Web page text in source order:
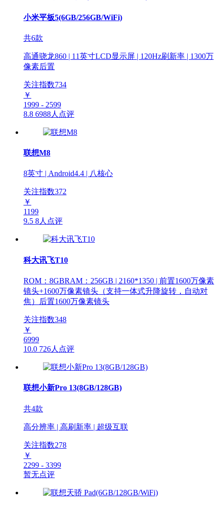
小米平板5(6GB/256GB/WiFi)
共6款
高通骁龙860 | 11英寸LCD显示屏 | 120Hz刷新率 | 1300万
像素后置
关注指数734
￥
1999 - 2599
8.8 6988人点评
联想M8
8英寸 | Android4.4 | 八核心
关注指数372
￥
1199
9.5 8人点评
科大讯飞T10
ROM：8GBRAM：256GB | 2160*1350 | 前置1600万像素
镜头+1600万像素镜头（支持一体式升降旋转，自动对
焦）后置1600万像素镜头
关注指数348
￥
6999
10.0 726人点评
联想小新Pro 13(8GB/128GB)
共4款
高分辨率 | 高刷新率 | 超级互联
关注指数278
￥
2299 - 3399
暂无点评